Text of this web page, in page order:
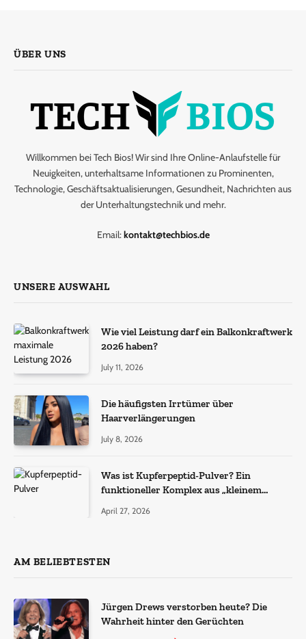
ÜBER UNS
Willkommen bei Tech Bios! Wir sind Ihre Online-Anlaufstelle für
Neuigkeiten, unterhaltsame Informationen zu Prominenten,
Technologie, Geschäftsaktualisierungen, Gesundheit, Nachrichten aus
der Unterhaltungstechnik und mehr.
Email:kontakt@techbios.de
UNSERE AUSWAHL
Wie viel Leistung darf ein Balkonkraftwerk
2026 haben?
July 11, 2026
Die häufigsten Irrtümer über
Haarverlängerungen
July 8, 2026
Was ist Kupferpeptid-Pulver? Ein
funktioneller Komplex aus „kleinem
April 27, 2026
AM BELIEBTESTEN
Jürgen Drews verstorben heute? Die
Wahrheit hinter den Gerüchten